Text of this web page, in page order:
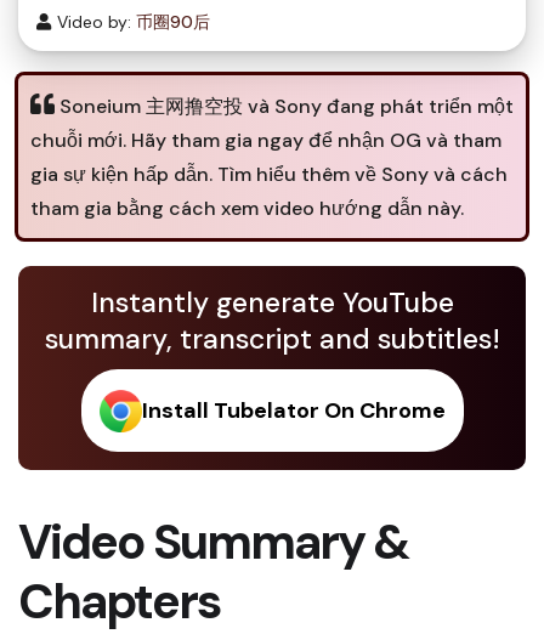
Video by: 币圈90后
Soneium 主网撸空投 và Sony đang phát triển một
chuỗi mới. Hãy tham gia ngay để nhận OG và tham
gia sự kiện hấp dẫn. Tìm hiểu thêm về Sony và cách
tham gia bằng cách xem video hướng dẫn này.
Instantly generate YouTube
summary, transcript and subtitles!
Install Tubelator On Chrome
Video Summary &
Chapters